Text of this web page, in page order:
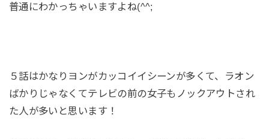
普通にわかっちゃいますよね(^^;
５話はかなりヨンがカッコイイシーンが多くて、ラオン
ばかりじゃなくてテレビの前の女子もノックアウトされ
た人が多いと思います！